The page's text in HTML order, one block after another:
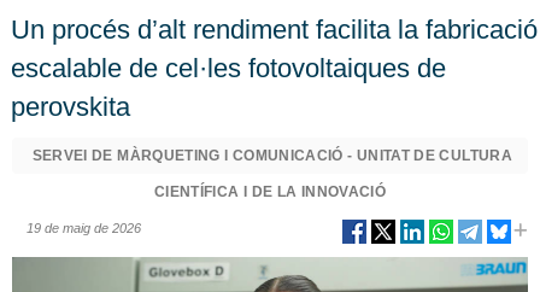
Un procés d’alt rendiment facilita la fabricació
escalable de cel·les fotovoltaiques de
perovskita
SERVEI DE MÀRQUETING I COMUNICACIÓ - UNITAT DE CULTURA
CIENTÍFICA I DE LA INNOVACIÓ
19 de maig de 2026